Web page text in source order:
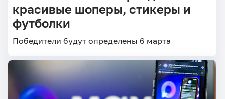
красивые шоперы, стикеры и
футболки
Победители будут определены 6 марта